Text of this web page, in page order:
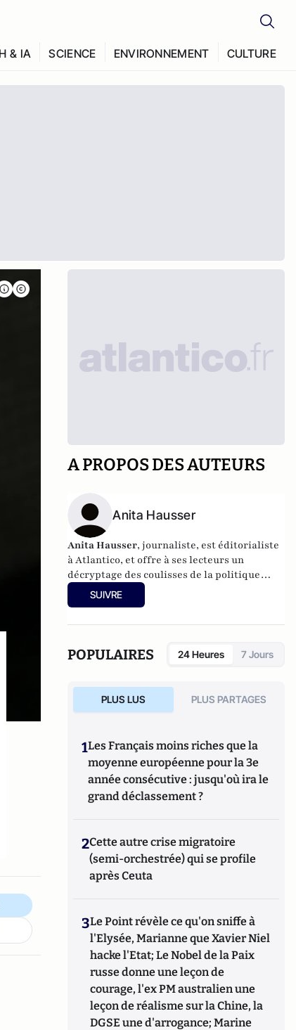
& IA SCIENCE ENVIRONNEMENT CULTURE
A PROPOS DES AUTEURS
Anita Hausser
Anita Hausser, journaliste, est éditorialiste
à Atlantico, et offre à ses lecteurs un
décryptage des coulisses de la politique
française et internationale. Elle a
notamment publié
députée, un homme comme les autres ?
(2014) etBruno Le Maire, l'Affranchi
SUIVRE
POPULAIRES 24 Heures 7 Jours
PLUS LUS PLUS PARTAGES
1Les Français moins riches que la
moyenne européenne pour la 3e
année consécutive : jusqu'où ira le
grand déclassement ?
2Cette autre crise migratoire
(semi-orchestrée) qui se profile
après Ceuta
3Le Point révèle ce qu'on sniffe à
l'Elysée, Marianne que Xavier Niel
hacke l'Etat; Le Nobel de la Paix
russe donne une leçon de
courage, l'ex PM australien une
leçon de réalisme sur la Chine, la
DGSE une d'arrogance; Marine